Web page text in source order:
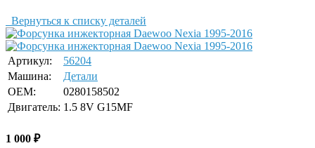
Вернуться к списку деталей
Артикул:
56204
Машина:
Детали
OEM:
0280158502
Двигатель: 1.5 8V G15MF
1 000 ₽